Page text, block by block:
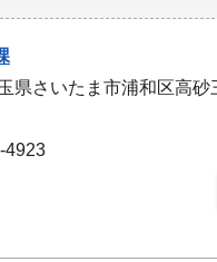
県さいたま市浦和区高
4923